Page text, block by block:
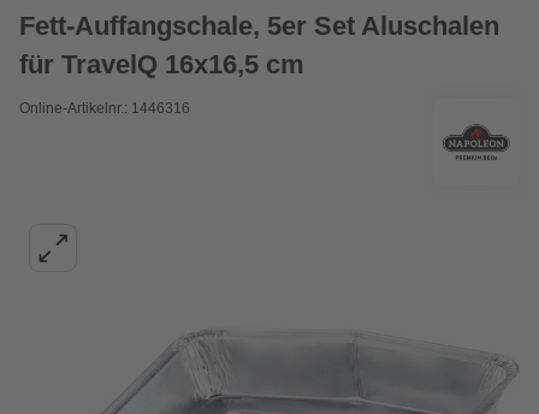
Fett-Auffangschale, 5er Set Aluschalen
für TravelQ 16x16,5 cm
Online-Artikelnr.: 1446316